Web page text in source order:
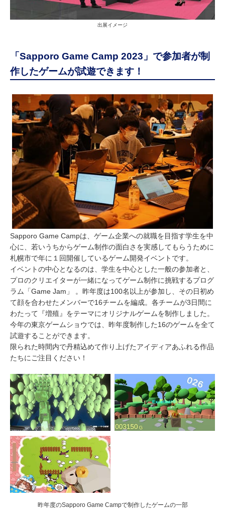
出展イメージ
「Sapporo Game Camp 2023」で参加者が制
作したゲームが試遊できます！
Sapporo Game Campは、ゲーム企業への就職を目指す学生を中
心に、若いうちからゲーム制作の面白さを実感してもらうために
札幌市で年に１回開催しているゲーム開発イベントです。
イベントの中心となるのは、学生を中心とした一般の参加者と、
プロのクリエイターが一緒になってゲーム制作に挑戦するプログ
ラム「Game Jam」 。昨年度は100名以上が参加し、その日初め
て顔を合わせたメンバーで16チームを編成。各チームが3日間に
わたって『増殖』をテーマにオリジナルゲームを制作しました。
今年の東京ゲームショウでは、昨年度制作した16のゲームを全て
試遊することができます。
限られた時間内で丹精込めて作り上げたアイディアあふれる作品
たちにご注目ください！
昨年度のSapporo Game Campで制作したゲームの一部